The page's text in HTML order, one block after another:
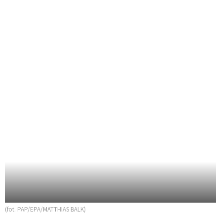
(fot. PAP/EPA/MATTHIAS BALK)